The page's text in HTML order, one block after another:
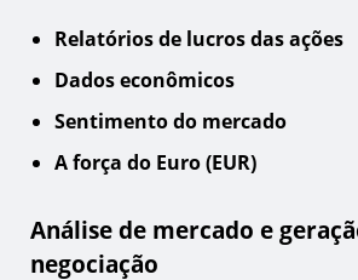
Relatórios de lucros das ações
Dados econômicos
Sentimento do mercado
A força do Euro (EUR)
Análise de mercado e
negociação